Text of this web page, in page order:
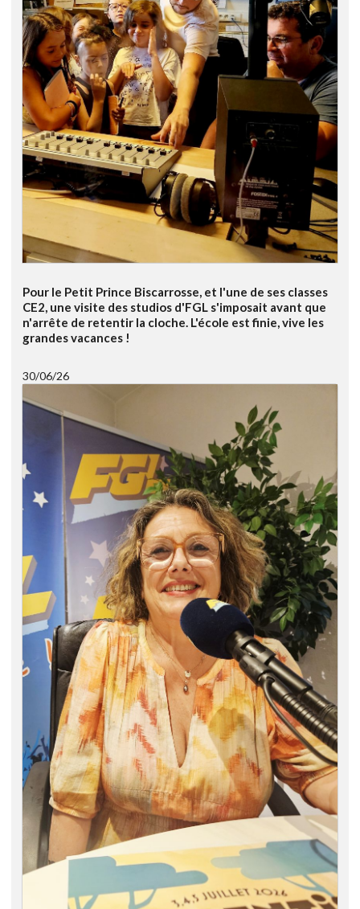
Pour le Petit Prince Biscarrosse, et l'une de ses classes
CE2, une visite des studios d'FGL s'imposait avant que
n'arrête de retentir la cloche. L'école est finie, vive les
grandes vacances !
30/06/26